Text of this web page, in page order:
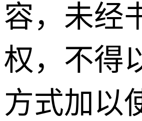
容，未经
权，不得
方式加以